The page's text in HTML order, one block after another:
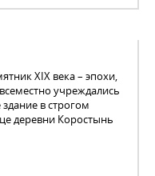
XIX века – эпохи,
учреждались
в строгом
деревни Коростынь